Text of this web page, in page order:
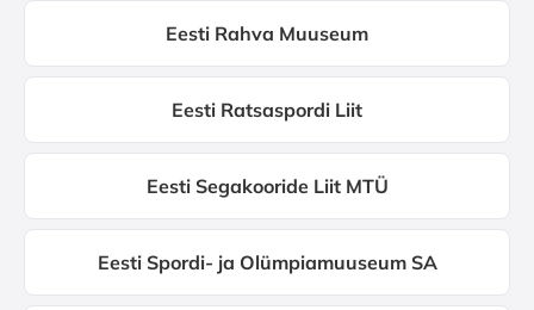
Eesti Rahva Muuseum
Eesti Ratsaspordi Liit
Eesti Segakooride Liit MTÜ
Eesti Spordi- ja Olümpiamuuseum SA